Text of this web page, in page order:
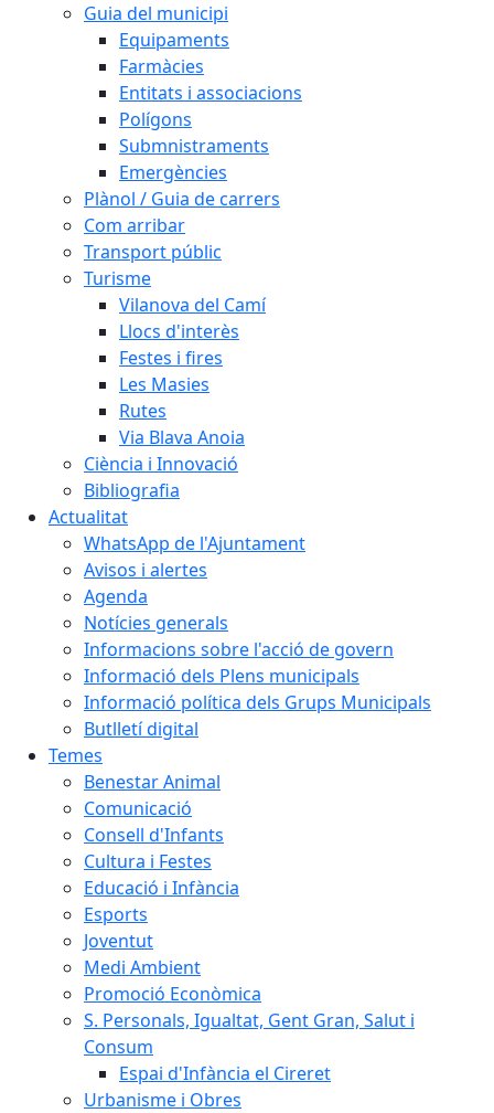
Guia del municipi
Equipaments
Farmàcies
Entitats i associacions
Polígons
Submnistraments
Emergències
Plànol / Guia de carrers
Com arribar
Transport públic
Turisme
Vilanova del Camí
Llocs d'interès
Festes i fires
Les Masies
Rutes
Via Blava Anoia
Ciència i Innovació
Bibliografia
Actualitat
WhatsApp de l'Ajuntament
Avisos i alertes
Agenda
Notícies generals
Informacions sobre l'acció de govern
Informació dels Plens municipals
Informació política dels Grups Municipals
Butlletí digital
Temes
Benestar Animal
Comunicació
Consell d'Infants
Cultura i Festes
Educació i Infància
Esports
Joventut
Medi Ambient
Promoció Econòmica
S. Personals, Igualtat, Gent Gran, Salut i
Consum
Espai d'Infància el Cireret
Urbanisme i Obres